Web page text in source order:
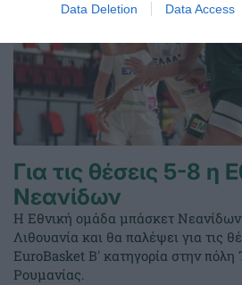
Data Deletion Data Access
Για τις θέσεις 5-8 η
Νεανίδων
Η Εθνική ομάδα μπάσκετ
Λιθουανία και θα παλέψει για τις
EuroBasket Β' κατηγορία στην πόλη
Ρουμανίας.